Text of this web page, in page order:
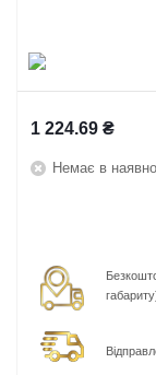
1 224.69 ₴
Немає в